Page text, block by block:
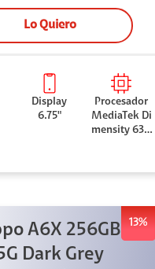
Lo Quiero
Display
6.75"
Procesador
MediaTek Di
mensity 630
13%
A6X 256GB
Dark Grey